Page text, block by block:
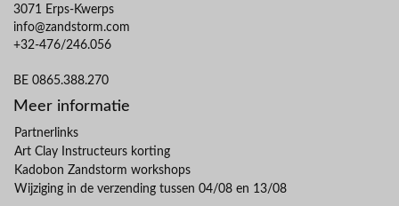
3071 Erps-Kwerps
info@zandstorm.com
+32-476/246.056
BE 0865.388.270
Meer informatie
Partnerlinks
Art Clay Instructeurs korting
Kadobon Zandstorm workshops
Wijziging in de verzending tussen 04/08 en 13/08